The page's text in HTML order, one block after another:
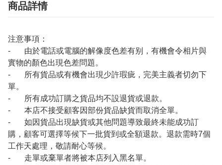
商品詳情
注意事項：
- 由於電話或電腦的解像度色差有别，有機會令相片與
實物的顏色出現色差問題。
- 所有貨品或有機會出現少許瑕疵，完美主義者切勿下
單。
- 所有成功訂購之貨品均不設退貨或退款。
- 本店不接受顧客因部份貨品缺貨而取消全單。
- 如因貨品出現缺貨或其他問題導致最終未能成功訂
購，顧客可選擇等候下一批貨到或全額退款。退款需時7個
工作天處理，敬請耐心等候。
- 走單或棄單者將被本店列入黑名單。